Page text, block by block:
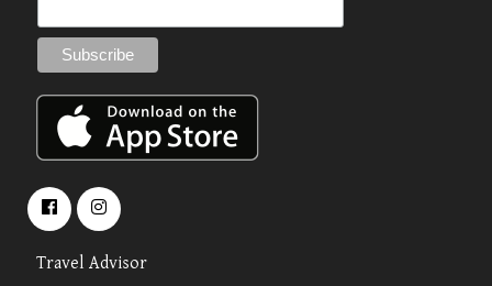
Travel Advisor